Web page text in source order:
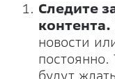
Следите
контента.
новости
постоянно.